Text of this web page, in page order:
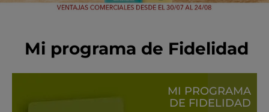
Mi programa de Fidelidad
MI PROGRAMA
DE FIDELIDAD